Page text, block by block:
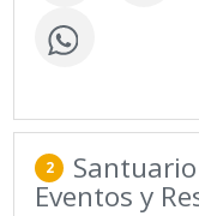
2
Eventos y